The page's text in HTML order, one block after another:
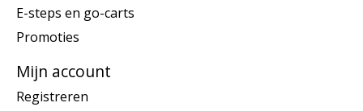
E-steps en go-carts
Promoties
Mijn account
Registreren